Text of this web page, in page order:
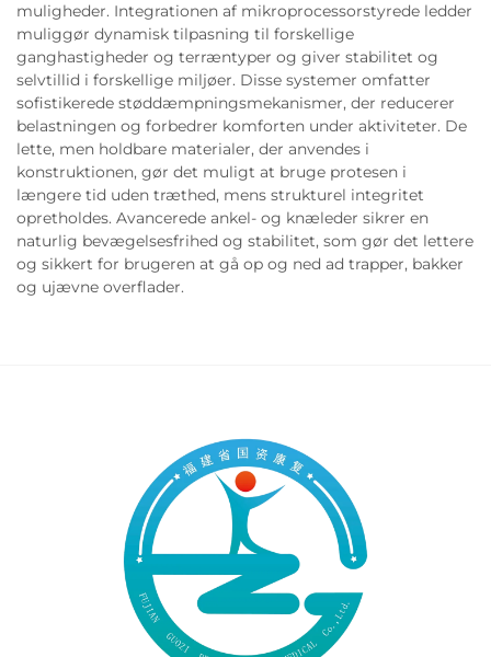
muligheder. Integrationen af mikroprocessorstyrede ledder
muliggør dynamisk tilpasning til forskellige
ganghastigheder og terræntyper og giver stabilitet og
selvtillid i forskellige miljøer. Disse systemer omfatter
sofistikerede støddæmpningsmekanismer, der reducerer
belastningen og forbedrer komforten under aktiviteter. De
lette, men holdbare materialer, der anvendes i
konstruktionen, gør det muligt at bruge protesen i
længere tid uden træthed, mens strukturel integritet
opretholdes. Avancerede ankel- og knæleder sikrer en
naturlig bevægelsesfrihed og stabilitet, som gør det lettere
og sikkert for brugeren at gå op og ned ad trapper, bakker
og ujævne overflader.